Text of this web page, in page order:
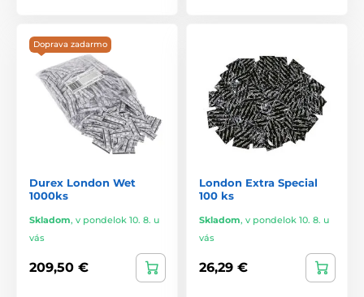
Doprava zadarmo
Durex London Wet
1000ks
Skladom, v pondelok 10. 8. u
vás
209,50 €
London Extra Special
100 ks
Skladom, v pondelok 10. 8. u
vás
26,29 €